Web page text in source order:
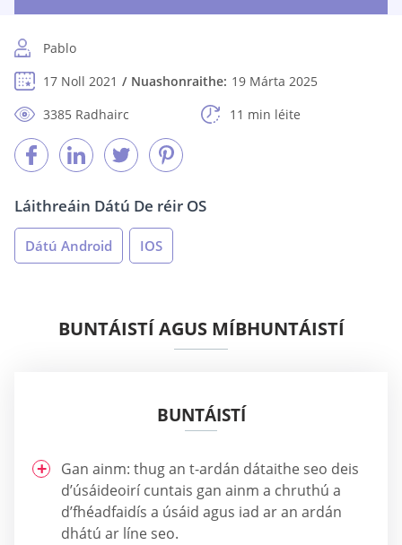
Pablo
17 Noll 2021
Nuashonraithe: 19 Márta 2025
3385 Radhairc
11 min léite
Láithreáin Dátú De réir OS
Dátú Android IOS
BUNTÁISTÍ AGUS MÍBHUNTÁISTÍ
BUNTÁISTÍ
Gan ainm: thug an t-ardán dátaithe seo deis
d’úsáideoirí cuntais gan ainm a chruthú a
d’fhéadfaidís a úsáid agus iad ar an ardán
dhátú ar líne seo.